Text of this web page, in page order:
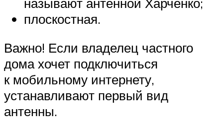
называют антенной Харченко;
плоскостная.
Важно! Если владелец частного
дома хочет подключиться
к мобильному интернету,
устанавливают первый вид
антенны.